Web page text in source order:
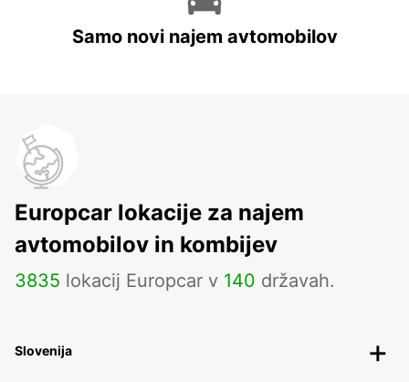
Samo novi najem avtomobilov
Europcar lokacije za najem
avtomobilov in kombijev
3835 lokacij Europcar v 140 državah.
Slovenija